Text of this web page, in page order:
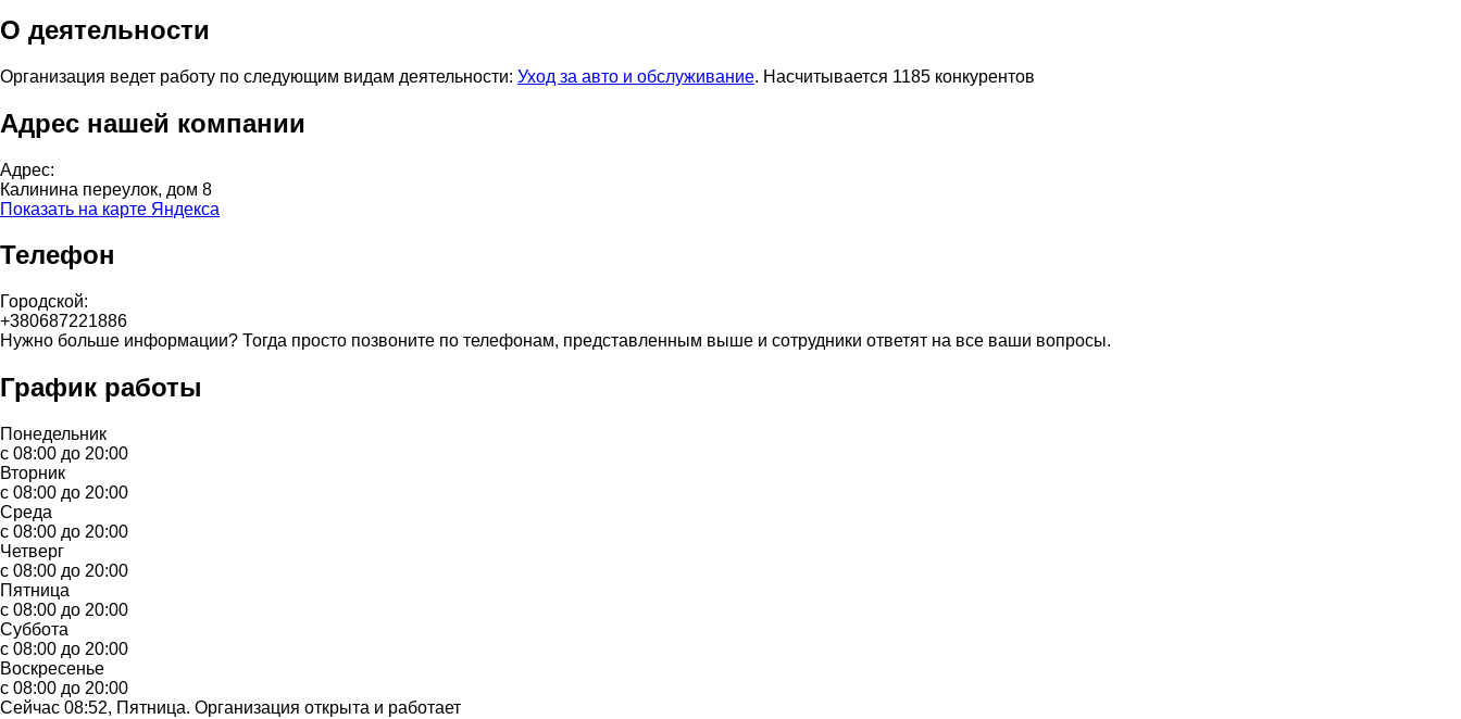
О деятельности
Организация ведет работу по следующим видам деятельности: Уход за авто и обслуживание. Насчитывается 1185 конкурентов
Адрес нашей компании
Адрес:
Калинина переулок, дом 8
Показать на карте Яндекса
Телефон
Городской:
+380687221886
Нужно больше информации? Тогда просто позвоните по телефонам, представленным выше и сотрудники ответят на все ваши вопросы.
График работы
Понедельник
с 08:00 до 20:00
Вторник
с 08:00 до 20:00
Среда
с 08:00 до 20:00
Четверг
с 08:00 до 20:00
Пятница
с 08:00 до 20:00
Суббота
с 08:00 до 20:00
Воскресенье
с 08:00 до 20:00
Сейчас 08:52, Пятница. Организация открыта и работает